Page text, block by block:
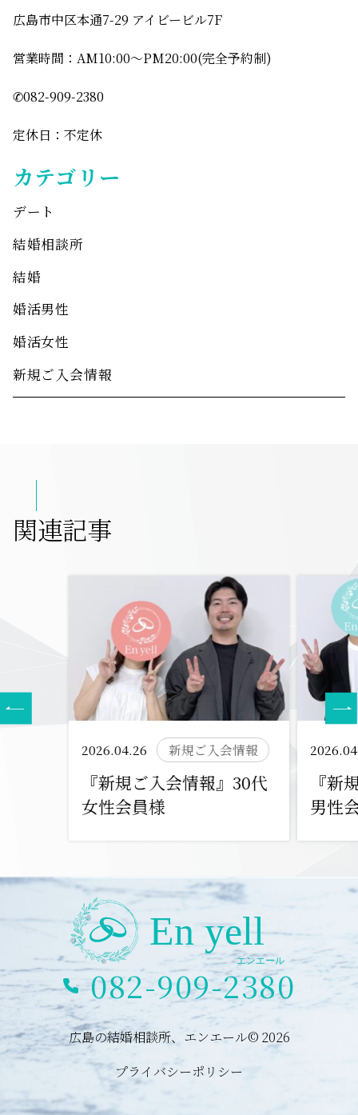
広島市中区本通7-29 アイビービル7F
営業時間：AM10:00〜PM20:00(完全予約制)
✆082-909-2380
定休日：不定休
カテゴリー
デート
結婚相談所
結婚
婚活男性
婚活女性
新規ご入会情報
関連記事
2026.04.26 新規ご入会情報
『新規ご入会情報』30代
女性会員様
『新
男性
082-909-2380
広島の結婚相談所、エンエール© 2026
プライバシーポリシー